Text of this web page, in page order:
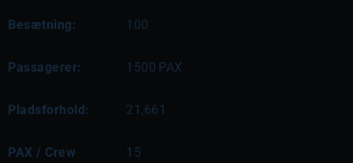
Besætning: 100
Passagerer: 1500 PAX
Pladsforhold: 21,661
PAX / Crew
15